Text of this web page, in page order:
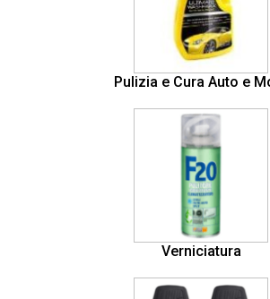
Pulizia e Cura Auto e
Verniciatura